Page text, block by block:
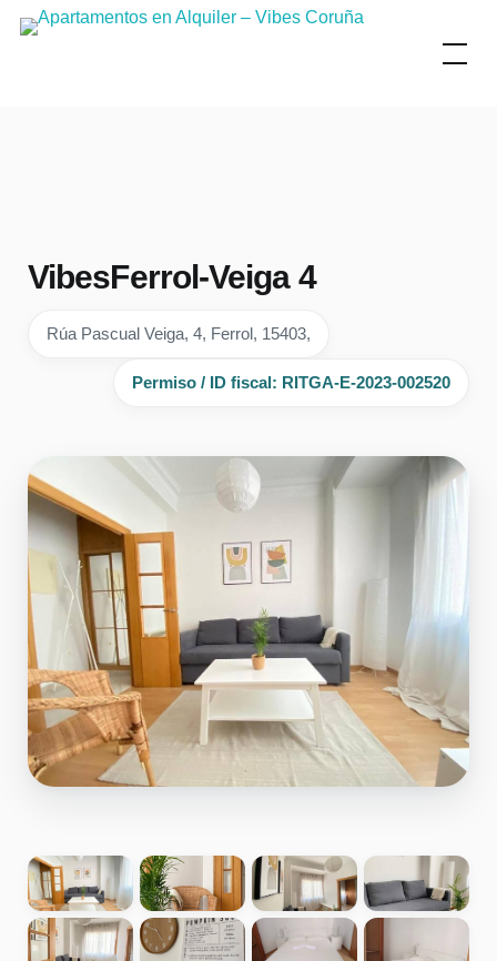
Skip
VibesFerrol-Veiga 4
Rúa Pascual Veiga, 4, Ferrol, 15403,
Permiso / ID fiscal: RITGA-E-2023-002520